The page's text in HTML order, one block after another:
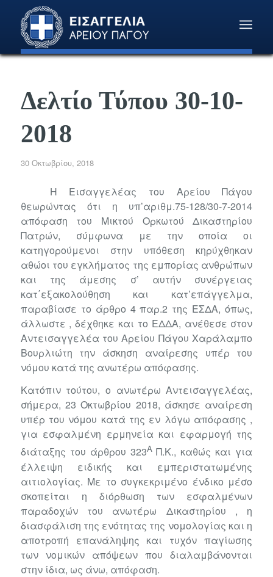
Δελτίο Τύπου 30-10-
2018
30 Οκτωβρίου, 2018
Η Εισαγγελέας του Αρείου Πάγου
θεωρώντας ότι η υπ’αριθμ.75-128/30-7-2014
απόφαση του Μικτού Ορκωτού Δικαστηρίου
Πατρών, σύμφωνα με την οποία οι
κατηγορούμενοι στην υπόθεση κηρύχθηκαν
αθώοι του εγκλήματος της εμπορίας ανθρώπων
και της άμεσης σ’ αυτήν συνέργειας
κατ΄εξακολούθηση και κατ’επάγγελμα,
παραβίασε το άρθρο 4 παρ.2 της ΕΣΔΑ, όπως,
άλλωστε , δέχθηκε και το ΕΔΔΑ, ανέθεσε στον
Αντεισαγγελέα του Αρείου Πάγου Χαράλαμπο
Βουρλιώτη την άσκηση αναίρεσης υπέρ του
νόμου κατά της ανωτέρω απόφασης.
Κατόπιν τούτου, ο ανωτέρω Αντεισαγγελέας,
σήμερα, 23 Οκτωβρίου 2018, άσκησε αναίρεση
υπέρ του νόμου κατά της εν λόγω απόφασης ,
για εσφαλμένη ερμηνεία και εφαρμογή της
διάταξης του άρθρου 323ΑΠ.Κ., καθώς και για
έλλειψη ειδικής και εμπεριστατωμένης
αιτιολογίας. Με το συγκεκριμένο ένδικο μέσο
σκοπείται η διόρθωση των εσφαλμένων
παραδοχών του ανωτέρω Δικαστηρίου , η
διασφάλιση της ενότητας της νομολογίας και η
αποτροπή επανάληψης και τυχόν παγίωσης
των νομικών απόψεων που διαλαμβάνονται
στην ίδια, ως άνω, απόφαση.